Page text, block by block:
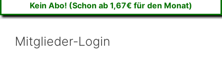
Kein Abo! (Schon ab 1,67€ für den Monat)
Mitglieder-Login